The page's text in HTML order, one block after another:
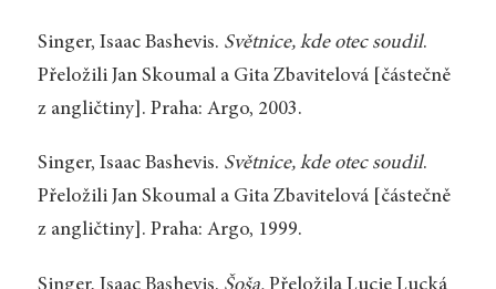
Singer, Isaac Bashevis. Světnice, kde otec soudil.
Přeložili Jan Skoumal a Gita Zbavitelová [částečně
z angličtiny]. Praha: Argo, 2003.
Singer, Isaac Bashevis. Světnice, kde otec soudil.
Přeložili Jan Skoumal a Gita Zbavitelová [částečně
z angličtiny]. Praha: Argo, 1999.